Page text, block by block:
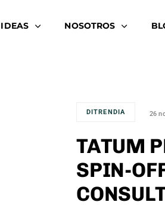
IDEAS NOSOTROS
DITRENDIA 26
TATUM
SPIN-